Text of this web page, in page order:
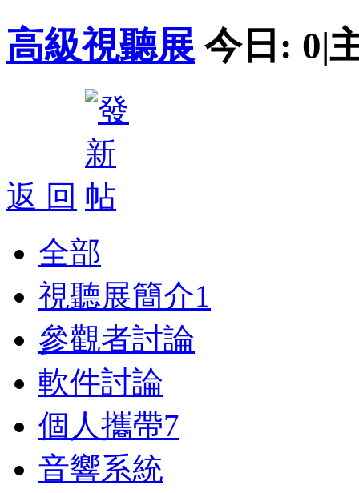
高級視聽展 今日: 0|
返 回
全部
視聽展簡介1
參觀者討論
軟件討論
個人攜帶7
音響系統